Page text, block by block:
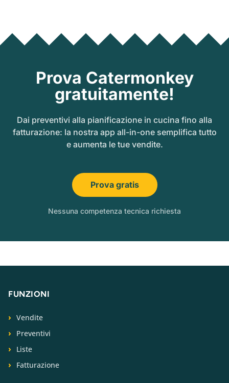
Prova Catermonkey
gratuitamente!
Dai preventivi alla pianificazione in cucina fino alla
fatturazione: la nostra app all-in-one semplifica tutto
e aumenta le tue vendite.
Prova gratis
Nessuna competenza tecnica richiesta
FUNZIONI
Vendite
Preventivi
Liste
Fatturazione